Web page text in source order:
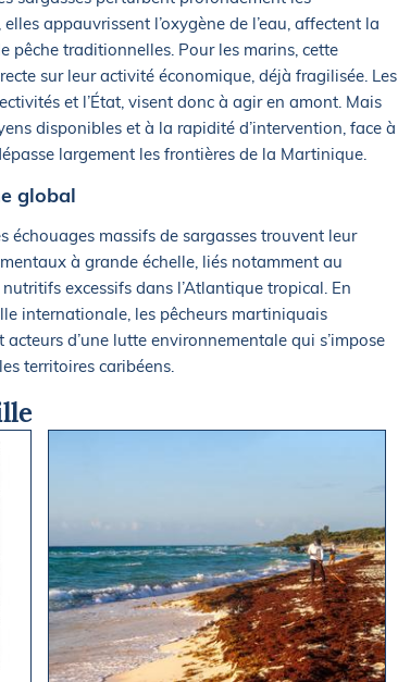
appauvrissent l’oxygène de l’eau, affectent la
pêche traditionnelles. Pour les marins, cette
sur leur activité économique, déjà fragilisée. Les
et l’État, visent donc à agir en amont. Mais
disponibles et à la rapidité d’intervention, face à
largement les frontières de la Martinique.
global
échouages massifs de sargasses trouvent leur
à grande échelle, liés notamment au
excessifs dans l’Atlantique tropical. En
internationale, les pêcheurs martiniquais
d’une lutte environnementale qui s’impose
territoires caribéens.